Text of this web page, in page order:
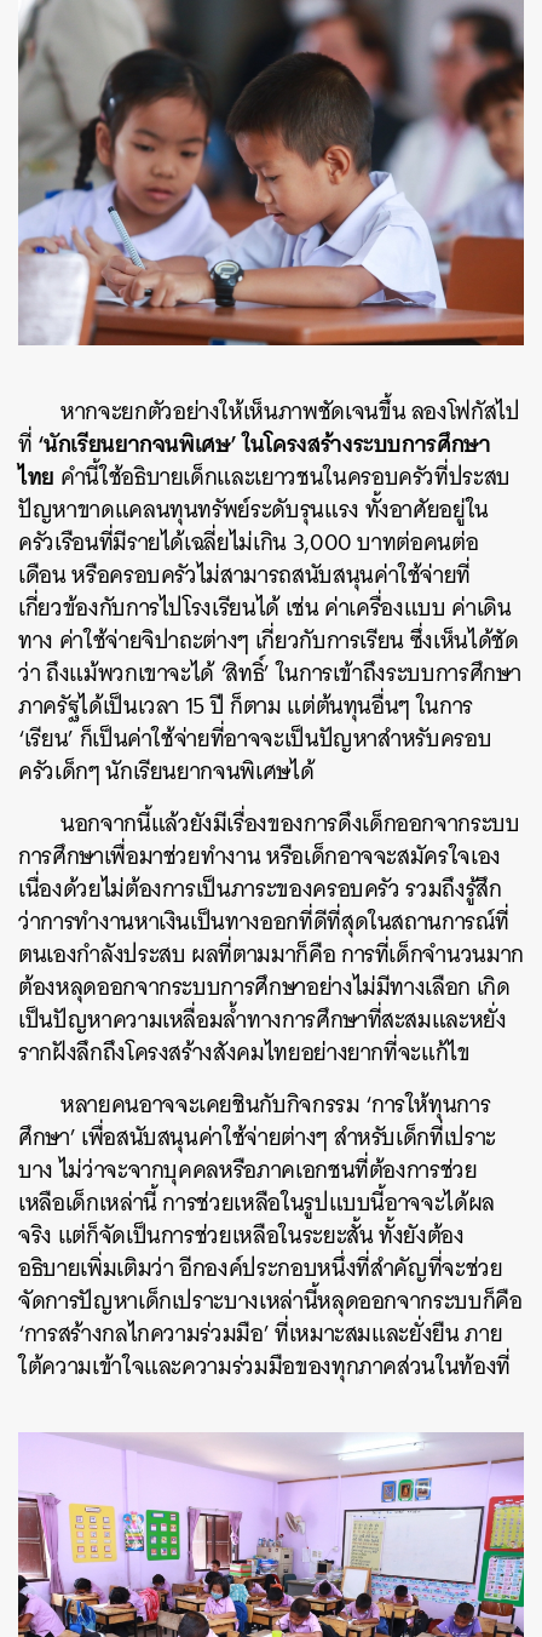
หากจะยกตัวอย่างให้เห็นภาพชัดเจนขึ้น ลองโฟกัสไป
ที่‘นักเรียนยากจนพิเศษ’ในโครงสร้างระบบการศึกษา
ไทย คำนี้ใช้อธิบายเด็กและเยาวชนในครอบครัวที่ประสบ
ปัญหาขาดแคลนทุนทรัพย์ระดับรุนแรง ทั้งอาศัยอยู่ใน
ครัวเรือนที่มีรายได้เฉลี่ยไม่เกิน 3,000 บาทต่อคนต่อ
เดือน หรือครอบครัวไม่สามารถสนับสนุนค่าใช้จ่ายที่
เกี่ยวข้องกับการไปโรงเรียนได้ เช่น ค่าเครื่องแบบ ค่าเดิน
ทาง ค่าใช้จ่ายจิปาถะต่างๆ เกี่ยวกับการเรียน ซึ่งเห็นได้ชัด
ว่า ถึงแม้พวกเขาจะได้ ‘สิทธิ์’ ในการเข้าถึงระบบการศึกษา
ภาครัฐได้เป็นเวลา 15 ปี ก็ตาม แต่ต้นทุนอื่นๆ ในการ
‘เรียน’ ก็เป็นค่าใช้จ่ายที่อาจจะเป็นปัญหาสำหรับครอบ
ครัวเด็กๆ นักเรียนยากจนพิเศษได้
นอกจากนี้แล้วยังมีเรื่องของการดึงเด็กออกจากระบบ
การศึกษาเพื่อมาช่วยทำงาน หรือเด็กอาจจะสมัครใจเอง
เนื่องด้วยไม่ต้องการเป็นภาระของครอบครัว รวมถึงรู้สึก
ว่าการทำงานหาเงินเป็นทางออกที่ดีที่สุดในสถานการณ์ที่
ตนเองกำลังประสบ ผลที่ตามมาก็คือ การที่เด็กจำนวนมาก
ต้องหลุดออกจากระบบการศึกษาอย่างไม่มีทางเลือก เกิด
เป็นปัญหาความเหลื่อมล้ำทางการศึกษาที่สะสมและหยั่ง
รากฝังลึกถึงโครงสร้างสังคมไทยอย่างยากที่จะแก้ไข
หลายคนอาจจะเคยชินกับกิจกรรม ‘การให้ทุนการ
ศึกษา’ เพื่อสนับสนุนค่าใช้จ่ายต่างๆ สำหรับเด็กที่เปราะ
บาง ไม่ว่าจะจากบุคคลหรือภาคเอกชนที่ต้องการช่วย
เหลือเด็กเหล่านี้ การช่วยเหลือในรูปแบบนี้อาจจะได้ผล
จริง แต่ก็จัดเป็นการช่วยเหลือในระยะสั้น ทั้งยังต้อง
อธิบายเพิ่มเติมว่า อีกองค์ประกอบหนึ่งที่สำคัญที่จะช่วย
จัดการปัญหาเด็กเปราะบางเหล่านี้หลุดออกจากระบบก็คือ
‘การสร้างกลไกความร่วมมือ’ ที่เหมาะสมและยั่งยืน ภาย
ใต้ความเข้าใจและความร่วมมือของทุกภาคส่วนในท้องที่